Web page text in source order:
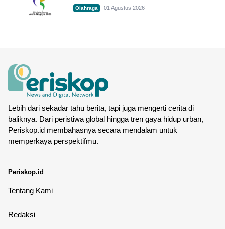
Olahraga 01 Agustus 2026
Lebih dari sekadar tahu berita, tapi juga mengerti cerita di
baliknya. Dari peristiwa global hingga tren gaya hidup urban,
Periskop.id membahasnya secara mendalam untuk
memperkaya perspektifmu.
Periskop.id
Tentang Kami
Redaksi